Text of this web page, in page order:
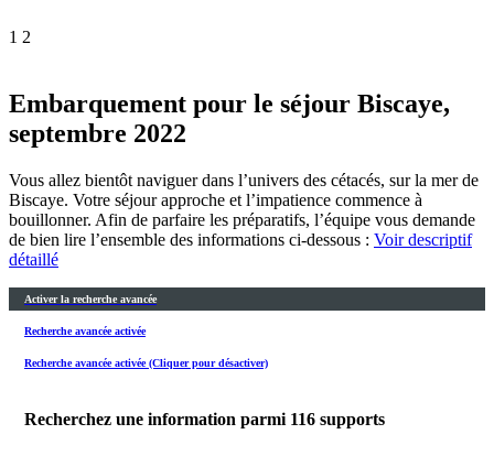
1 2
Embarquement pour le séjour Biscaye,
septembre 2022
Vous allez bientôt naviguer dans l’univers des cétacés, sur la mer de
Biscaye. Votre séjour approche et l’impatience commence à
bouillonner. Afin de parfaire les préparatifs, l’équipe vous demande
de bien lire l’ensemble des informations ci-dessous : Voir descriptif
détaillé
Activer la recherche avancée
Recherche avancée activée
Recherche avancée activée (Cliquer pour désactiver)
Recherchez une information parmi 116 supports